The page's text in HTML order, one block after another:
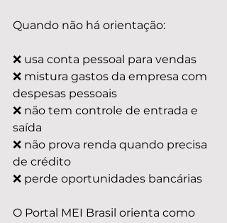
Quando não há orientação:
❌ usa conta pessoal para vendas
❌ mistura gastos da empresa com
despesas pessoais
❌ não tem controle de entrada e
saída
❌ não prova renda quando precisa
de crédito
❌ perde oportunidades bancárias
O Portal MEI Brasil orienta como